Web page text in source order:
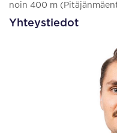
noin 400 m
Yhteystiedot